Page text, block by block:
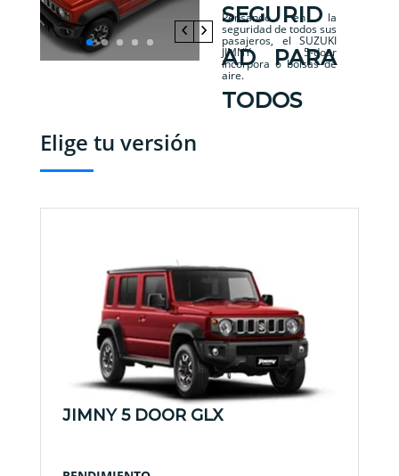
SEGURID
AD PARA
TODOS
Pensando en la
seguridad de todos sus
pasajeros, el SUZUKI
JIMNY 5-door
incorpora 6 bolsas de
aire.
Elige tu versión
JIMNY 5 DOOR GLX